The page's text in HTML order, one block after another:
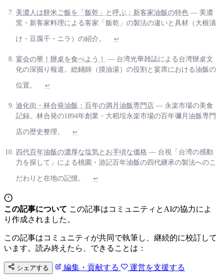
美濃人は餅米ご飯を「飯乾」と呼ぶ：新客家油飯の特色 — 美濃
窯・新客家料理による客家「飯乾」の製法の違いと具材（大根漬
け・豆腐干・ニラ）の紹介。 ↩
宴会の華！辦桌を食べよう！
— 台湾光華雑誌による台湾辦桌文
化の深掘り報道。総鋪師（摸油湯）の役割と宴席における油飯の
位置。 ↩
迪化街・林合発油飯：百年の満月油飯専門店 — 永楽市場の美食
記録。林合発の1894年創業・大稻埕永楽市場の百年彌月油飯専門
店の歴史整理。 ↩
四代百年油飯の濃厚な塩気とお手頃な価格 — 台視「台湾の感動
力を探して」による桃園・游記百年油飯の四代継承の製法へのこ
だわりと在地の記憶。 ↩
この記事について この記事はコミュニティとAIの協力によ
り作成されました。
この記事はコミュニティが共同で執筆し、継続的に校訂して
います。読み終えたら、できることは：
シェアする 編集・貢献する 運営を支援する